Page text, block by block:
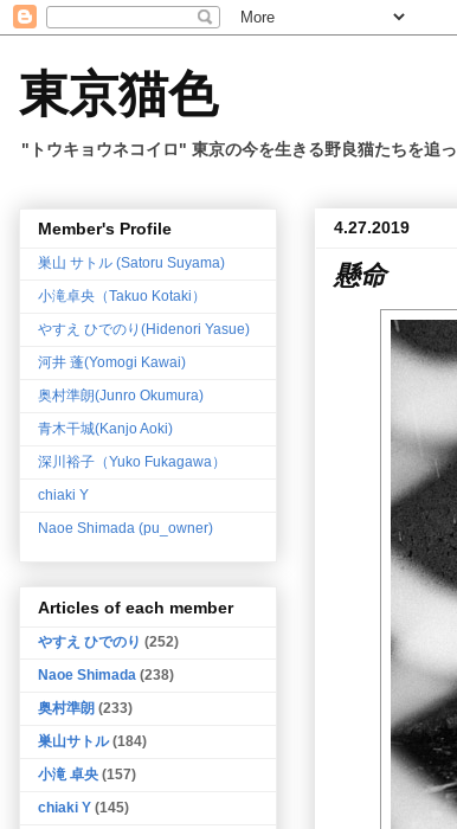
東京猫色
"トウキョウネコイロ" 東京の今を生きる野良猫たちを追
4.27.2019
懸命
Member's Profile
巣山 サトル (Satoru Suyama)
小滝卓央（Takuo Kotaki）
やすえ ひでのり(Hidenori Yasue)
河井 蓬(Yomogi Kawai)
奥村準朗(Junro Okumura)
青木干城(Kanjo Aoki)
深川裕子（Yuko Fukagawa）
chiaki Y
Naoe Shimada (pu_owner)
Articles of each member
やすえ ひでのり (252)
Naoe Shimada (238)
奥村準朗 (233)
巣山サトル (184)
小滝 卓央 (157)
chiaki Y (145)